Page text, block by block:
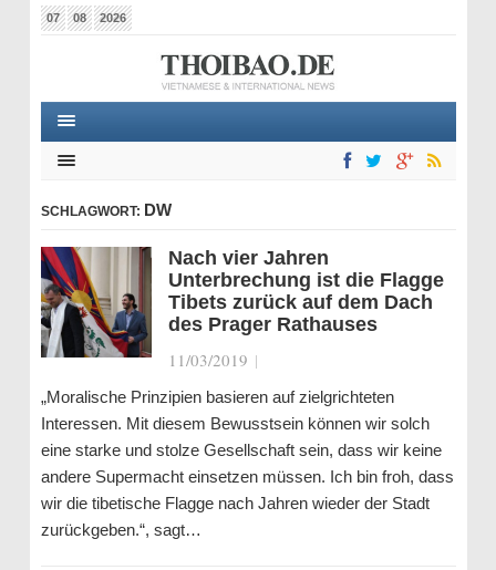
07 08 2026
SCHLAGWORT: DW
Nach vier Jahren
Unterbrechung ist die Flagge
Tibets zurück auf dem Dach
des Prager Rathauses
11/03/2019 |
„Moralische Prinzipien basieren auf zielgrichteten
Interessen. Mit diesem Bewusstsein können wir solch
eine starke und stolze Gesellschaft sein, dass wir keine
andere Supermacht einsetzen müssen. Ich bin froh, dass
wir die tibetische Flagge nach Jahren wieder der Stadt
zurückgeben.“, sagt…